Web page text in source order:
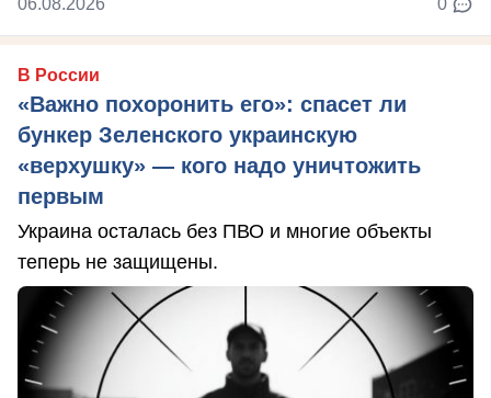
06.08.2026 0
В России
«Важно похоронить его»: спасет ли
бункер Зеленского украинскую
«верхушку» — кого надо уничтожить
первым
Украина осталась без ПВО и многие объекты
теперь не защищены.